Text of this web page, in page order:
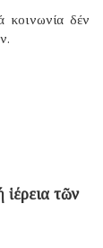
κοινωνία δέν
τῶν